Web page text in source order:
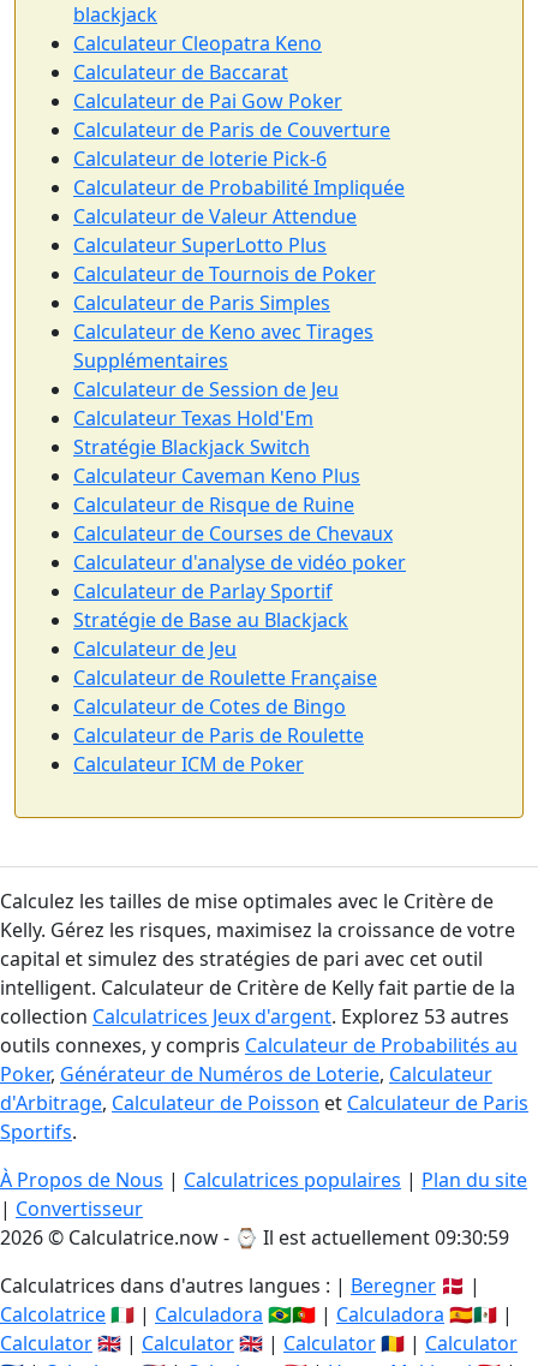
blackjack
Calculateur Cleopatra Keno
Calculateur de Baccarat
Calculateur de Pai Gow Poker
Calculateur de Paris de Couverture
Calculateur de loterie Pick-6
Calculateur de Probabilité Impliquée
Calculateur de Valeur Attendue
Calculateur SuperLotto Plus
Calculateur de Tournois de Poker
Calculateur de Paris Simples
Calculateur de Keno avec Tirages
Supplémentaires
Calculateur de Session de Jeu
Calculateur Texas Hold'Em
Stratégie Blackjack Switch
Calculateur Caveman Keno Plus
Calculateur de Risque de Ruine
Calculateur de Courses de Chevaux
Calculateur d'analyse de vidéo poker
Calculateur de Parlay Sportif
Stratégie de Base au Blackjack
Calculateur de Jeu
Calculateur de Roulette Française
Calculateur de Cotes de Bingo
Calculateur de Paris de Roulette
Calculateur ICM de Poker
Calculez les tailles de mise optimales avec le Critère de
Kelly. Gérez les risques, maximisez la croissance de votre
capital et simulez des stratégies de pari avec cet outil
intelligent. Calculateur de Critère de Kelly fait partie de la
collection Calculatrices Jeux d'argent. Explorez 53 autres
outils connexes, y compris Calculateur de Probabilités au
Poker, Générateur de Numéros de Loterie, Calculateur
d'Arbitrage, Calculateur de Poisson et Calculateur de Paris
Sportifs.
À Propos de Nous | Calculatrices populaires | Plan du site
| Convertisseur
2026 © Calculatrice.now - ⌚ Il est actuellement 09:30:59
Calculatrices dans d'autres langues : | Beregner 🇩🇰 |
Calcolatrice🇮🇹 | Calculadora 🇧🇷🇵🇹 | Calculadora 🇪🇸🇲🇽 |
Calculator🇬🇧 | Calculator🇬🇧 | Calculator🇷🇴 | Calculator